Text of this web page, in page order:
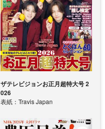
ザテレビジョンお正月超特大号 2
026
表紙：Travis Japan